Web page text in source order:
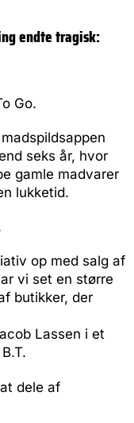
endte tragisk:
Go.
seks år, hvor
gamle madvarer
lukketid.
op med salg af
vi set en større
butikker, der
Lassen i et
dele af